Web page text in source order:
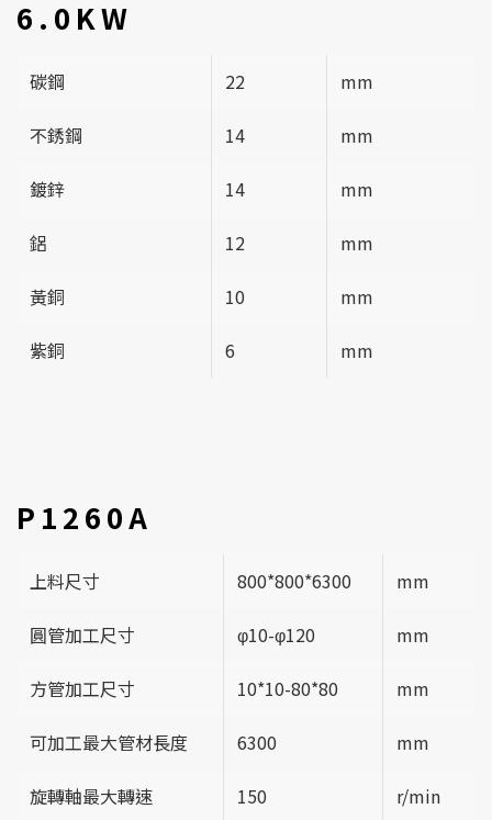
6.0KW
碳鋼 22 mm
不銹鋼 14 mm
鍍鋅 14 mm
鋁 12 mm
黃銅 10 mm
紫銅 6 mm
P1260A
上料尺寸 800*800*6300 mm
圓管加工尺寸 φ10-φ120 mm
方管加工尺寸 10*10-80*80 mm
可加工最大管材長度 6300 mm
旋轉軸最大轉速 150 r/min